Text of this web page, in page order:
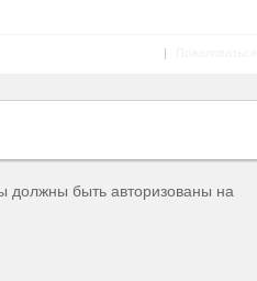
|
должны быть авторизованы на